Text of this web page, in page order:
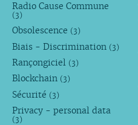
Radio Cause Commune
(3)
Obsolescence (3)
Biais - Discrimination (3)
Rançongiciel (3)
Blockchain (3)
Sécurité (3)
Privacy - personal data
(3)